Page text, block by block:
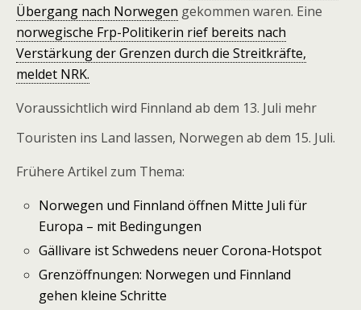
Übergang nach Norwegen gekommen waren. Eine
norwegische Frp-Politikerin rief bereits nach
Verstärkung der Grenzen durch die Streitkräfte,
meldet NRK.
Voraussichtlich wird Finnland ab dem 13. Juli mehr
Touristen ins Land lassen, Norwegen ab dem 15. Juli.
Frühere Artikel zum Thema:
Norwegen und Finnland öffnen Mitte Juli für
Europa – mit Bedingungen
Gällivare ist Schwedens neuer Corona-Hotspot
Grenzöffnungen: Norwegen und Finnland
gehen kleine Schritte